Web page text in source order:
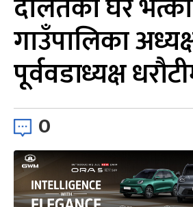
गाउँपालिका
पूर्ववडाध्यक्ष
0